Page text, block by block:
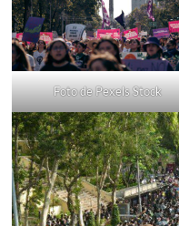
Foto de Pexels Stock